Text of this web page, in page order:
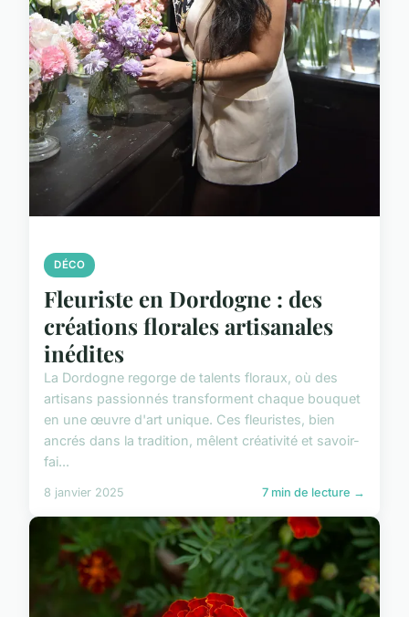
DÉCO
Fleuriste en Dordogne : des
créations florales artisanales
inédites
La Dordogne regorge de talents floraux, où des
artisans passionnés transforment chaque bouquet
en une œuvre d'art unique. Ces fleuristes, bien
ancrés dans la tradition, mêlent créativité et savoir-
fai...
8 janvier 2025 7 min de lecture →